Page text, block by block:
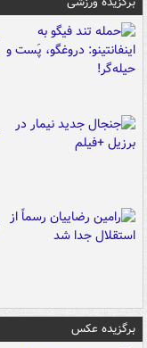
برگزیده عکس